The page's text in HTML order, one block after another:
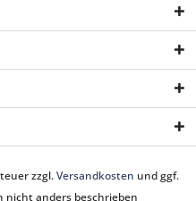
zzgl.Versandkosten und ggf.
nicht anders beschrieben